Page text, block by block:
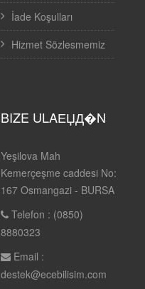
İade Koşulları
Hizmet Sözlesmemiz
BIZE ULAЕЏД�N
Yeşilova Mah
Kemerçeşme caddesi No:
167 Osmangazi - BURSA
Telefon : (0850)
8880323
Email :
destek@ecebilisim.com